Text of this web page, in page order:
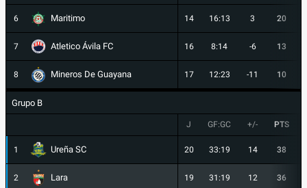
6 Maritimo 14 16:13 3 20
7 Atletico Ávila FC 16 8:14 -6 13
8 Mineros De Guayana 17 12:23 -11 10
Grupo B
J GF:GC +/- PTS
1 Ureña SC 20 33:19 14 38
2 Lara 19 31:19 12 36